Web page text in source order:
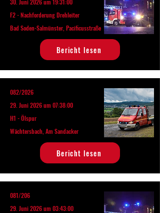
30. Juni 2026 um 19:31:00
F2 - Nachforderung Drehleiter
Bad Soden-Salmünster, Pacificusstraße
Bericht lesen
082/2026
29. Juni 2026 um 07:38:00
H1 - Ölspur
Wächtersbach, Am Sandacker
Bericht lesen
081/206
29. Juni 2026 um 03:43:00